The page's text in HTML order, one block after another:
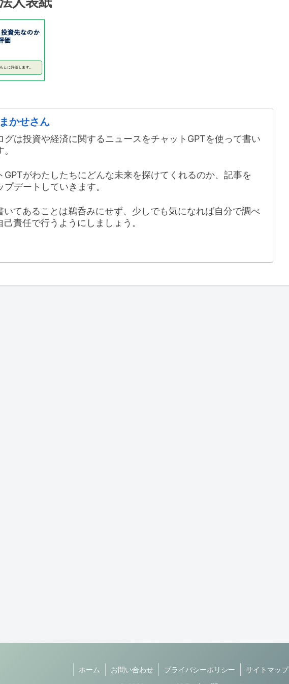
かせさん
グは投資や経済に関するニュースをチャットGPTを使って書い
GPTがわたしたちにどんな未来を探けてくれるのか、記事を
プデートしていきます。
いてあることは鵜呑みにせず、少しでも気になれば自分で調べ
己責任で行うようにしましょう。
ホーム お問い合わせ プライバシーポリシー
サイトマップ